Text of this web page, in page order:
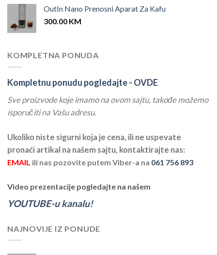
OutIn Nano Prenosni Aparat Za Kafu
300.00 KM
KOMPLETNA PONUDA
Kompletnu ponudu pogledajte - OVDE
Sve proizvode koje imamo na ovom sajtu, takođe možemo
isporučiti na Vašu adresu.
Ukoliko niste sigurni koja je cena, ili ne uspevate
pronaći artikal na našem sajtu, kontaktirajte nas:
EMAIL ili nas pozovite putem Viber-a na 061 756 893
Video prezentacije pogledajte na našem
YOUTUBE-u kanalu!
NAJNOVIJE IZ PONUDE